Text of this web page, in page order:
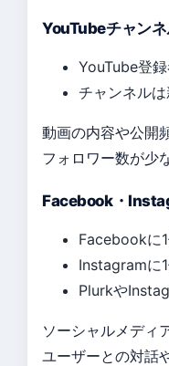
YouTubeチャン
YouTube登
チャンネル
動画の内容や公開
フォロワー数が少
Facebook・
Facebookに1
Instagramに1
Plurkや
ソーシャルメディ
ユーザーとの対話